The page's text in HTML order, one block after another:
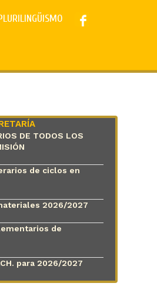
DE TODOS LOS
de ciclos en
2026/2027
de
para 2026/2027